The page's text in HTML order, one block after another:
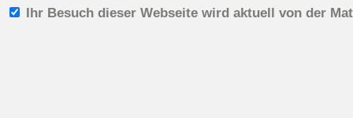
Ihr Besuch dieser Webseite wird aktuell von der